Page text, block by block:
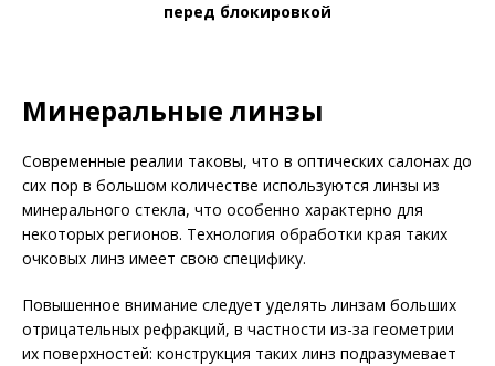
перед блокировкой
Минеральные линзы
Современные реалии таковы, что в оптических салонах до
сих пор в большом количестве используются линзы из
минерального стекла, что особенно характерно для
некоторых регионов. Технология обработки края таких
очковых линз имеет свою специфику.
Повышенное внимание следует уделять линзам больших
отрицательных рефракций, в частности из-за геометрии
их поверхностей: конструкция таких линз подразумевает